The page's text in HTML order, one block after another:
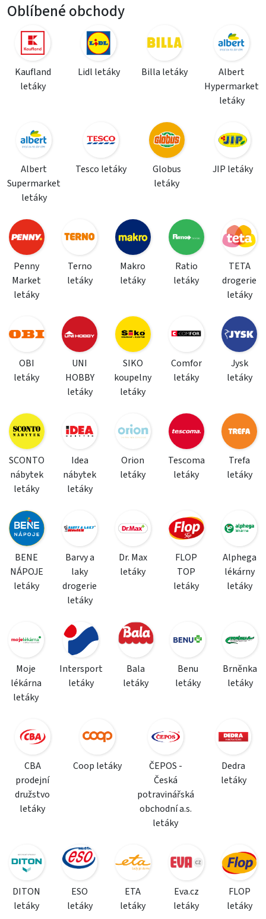
Oblíbené obchody
Kaufland
letáky
Lidl letáky Billa letáky
Albert
Hypermarket
letáky
Albert
Supermarket
letáky
Tesco letáky
Globus
letáky
JIP letáky
Penny
Market
letáky
Terno
letáky
Makro
letáky
Ratio
letáky
TETA
drogerie
letáky
OBI
letáky
UNI
HOBBY
letáky
SIKO
koupelny
letáky
Comfor
letáky
Jysk
letáky
SCONTO
nábytek
letáky
Idea
nábytek
letáky
Orion
letáky
Tescoma
letáky
Trefa
letáky
BENE
NÁPOJE
letáky
Barvy a
laky
drogerie
letáky
Dr. Max
letáky
FLOP
TOP
letáky
Alphega
lékárny
letáky
Moje
lékárna
letáky
Intersport
letáky
Bala
letáky
Benu
letáky
Brněnka
letáky
CBA
prodejní
družstvo
letáky
Coop letáky
ČEPOS -
Česká
potravinářská
obchodní a.s.
letáky
Dedra
letáky
DITON
letáky
ESO
letáky
ETA
letáky
Eva.cz
letáky
FLOP
letáky